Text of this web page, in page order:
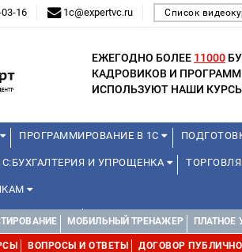
16 1c@expertvc.ru Список
ЕЖЕГОДНО БОЛЕЕ 11000
КАДРОВИКОВ И
ИСПОЛЬЗУЮТ НАШИ
ПРОГРАММИРОВАНИЕ В 1С
И УПРОЩЕНКА
ШКОЛЬНИКОВ ДИСТАНЦИОННАЯ ШКОЛА 1С
WEB, JAVA И ANDROID
МОБИЛЬНЫЙ ТРЕНАЖЕР ПЛАТНОЕ
ВОПРОСЫ И ОТВЕТЫ ДОГОВОР